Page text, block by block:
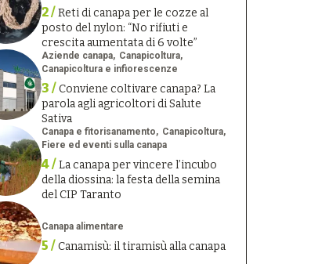
2 /Reti di canapa per le cozze al
posto del nylon: “No rifiuti e
crescita aumentata di 6 volte”
Aziende canapa
Canapicoltura
Canapicoltura e infiorescenze
3 /Conviene coltivare canapa? La
parola agli agricoltori di Salute
Sativa
Canapa e fitorisanamento
Canapicoltura
Fiere ed eventi sulla canapa
4 /La canapa per vincere l’incubo
della diossina: la festa della semina
del CIP Taranto
Canapa alimentare
5 /Canamisù: il tiramisù alla canapa